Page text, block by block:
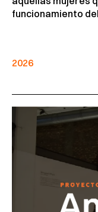
funcionamiento
2026